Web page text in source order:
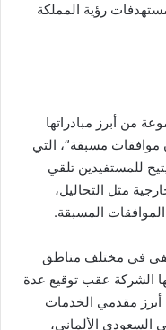
رؤية المملكة
من أبرز مبادراتها
موافقات مسبقة”، التي
للمستفيدين تلقي
مثل التحاليل،
الموافقات المسبقة.
حاليًا أكثر من 17 مستشفى في مختلف مناطق
الشركة عقب توقيع عدة
أبرز مقدمي الخدمات
الألماني،